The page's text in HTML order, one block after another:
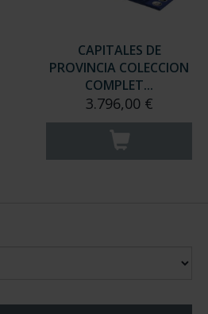
CAPITALES DE
PROVINCIA COLECCION
COMPLET...
3.796,00 €